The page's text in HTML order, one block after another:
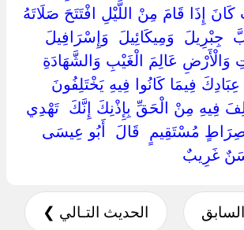
إِذَا قَامَ مِنْ اللَّيْلِ افْتَتَحَ صَلَاتَهُ
‏جِبْرِيلَ ‏ ‏وَمِيكَائِيلَ ‏ ‏وَإِسْرَافِيلَ
وَالْأَرْضِ عَالِمَ الْغَيْبِ وَالشَّهَادَةِ
فِيمَا كَانُوا فِيهِ يَخْتَلِفُونَ
فِيهِ مِنْ الْحَقِّ بِإِذْنِكَ إِنَّكَ ‏ ‏تَهْدِي
مُسْتَقِيمٍ ‏ ‏قَالَ ‏ ‏أَبُو عِيسَى
غَرِيبٌ
الحديث التـالي ❯